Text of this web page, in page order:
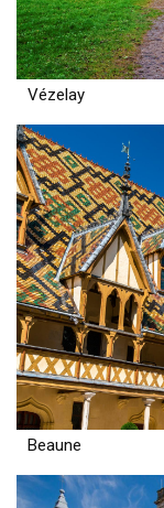
Vézelay
Beaune